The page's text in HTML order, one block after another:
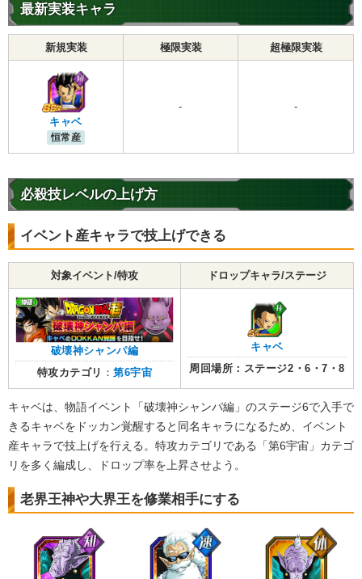
最新実装キャラ
新規実装 極限実装 超極限実装
キャベ
恒常産
- -
必殺技レベルの上げ方
イベント産キャラで技上げできる
対象イベント/特攻 ドロップキャラ/ステージ
破壊神シャンパ編
特攻カテゴリ ：第6宇宙
キャベ
周回場所：ステージ2・6・7・8
キャベは、物語イベント「破壊神シャンパ編」のステージ6で入手で
きるキャベをドッカン覚醒すると同名キャラになるため、イベント
産キャラで技上げを行える。特攻カテゴリである「第6宇宙」カテゴ
リを多く編成し、ドロップ率を上昇させよう。
老界王神や大界王を修業相手にする